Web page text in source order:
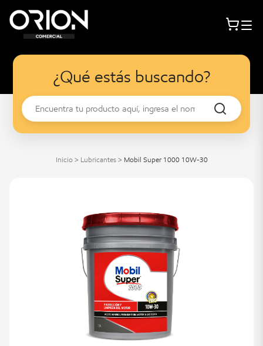
¿Qué estás buscando?
Inicio > Lubricantes > Mobil Super 1000 10W-30